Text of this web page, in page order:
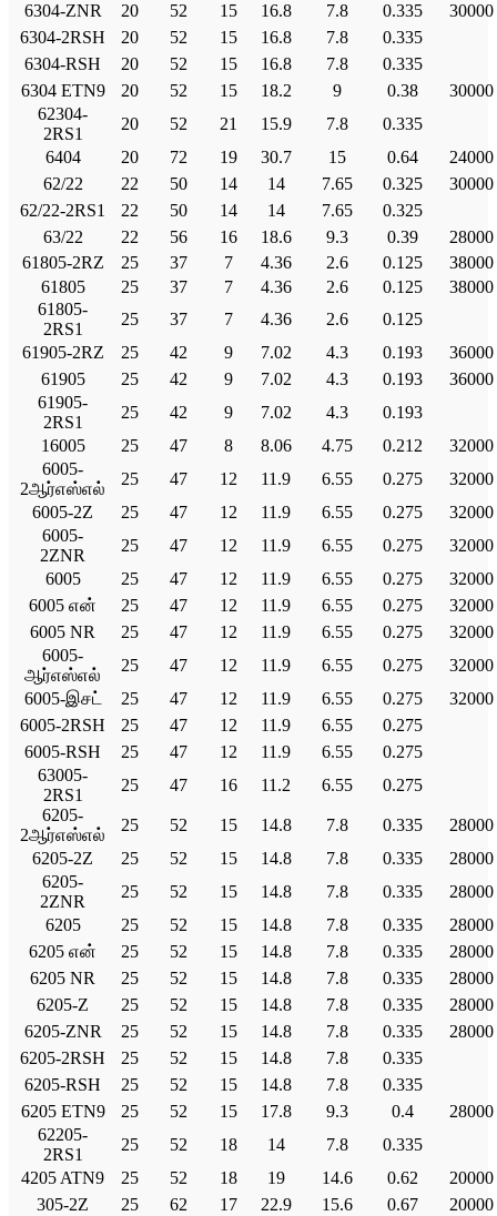
6304-ZNR
20 52 15 16.8 7.8 0.335
30000
6304-2RSH
20 52 15 16.8 7.8
0.335
6304-RSH
20 52 15 16.8 7.8
0.335
6304 ETN9
20 52 15 18.2 9 0.38
30000
62304-
2RS1
20 52 21 15.9 7.8
0.335
6404
20 72 19 30.7 15 0.64
24000
62/22
22 50 14 14 7.65 0.325
30000
62/22-2RS1
22 50 14 14 7.65
0.325
63/22
22 56 16 18.6 9.3 0.39
28000
61805-2RZ
25 37 7 4.36 2.6 0.125
38000
61805
25 37 7 4.36 2.6 0.125
38000
61805-
2RS1
25 37 7 4.36 2.6
0.125
61905-2RZ
25 42 9 7.02 4.3 0.193
36000
61905
25 42 9 7.02 4.3 0.193
36000
61905-
2RS1
25 42 9 7.02 4.3
0.193
16005
25 47 8 8.06 4.75 0.212
32000
6005-
2ஆர்எஸ்எல்
25 47 12 11.9 6.55 0.275
32000
6005-2Z
25 47 12 11.9 6.55 0.275
32000
6005-
2ZNR
25 47 12 11.9 6.55 0.275
32000
6005
25 47 12 11.9 6.55 0.275
32000
6005 என்
25 47 12 11.9 6.55 0.275
32000
6005 NR
25 47 12 11.9 6.55 0.275
32000
6005-
ஆர்எஸ்எல்
25 47 12 11.9 6.55 0.275
32000
6005-இசட்
25 47 12 11.9 6.55 0.275
32000
6005-2RSH
25 47 12 11.9 6.55
0.275
6005-RSH
25 47 12 11.9 6.55
0.275
63005-
2RS1
25 47 16 11.2 6.55
0.275
6205-
2ஆர்எஸ்எல்
25 52 15 14.8 7.8 0.335
28000
6205-2Z
25 52 15 14.8 7.8 0.335
28000
6205-
2ZNR
25 52 15 14.8 7.8 0.335
28000
6205
25 52 15 14.8 7.8 0.335
28000
6205 என்
25 52 15 14.8 7.8 0.335
28000
6205 NR
25 52 15 14.8 7.8 0.335
28000
6205-Z
25 52 15 14.8 7.8 0.335
28000
6205-ZNR
25 52 15 14.8 7.8 0.335
28000
6205-2RSH
25 52 15 14.8 7.8
0.335
6205-RSH
25 52 15 14.8 7.8
0.335
6205 ETN9
25 52 15 17.8 9.3 0.4
28000
62205-
2RS1
25 52 18 14 7.8
0.335
4205 ATN9
25 52 18 19 14.6 0.62
20000
305-2Z
25 62 17 22.9 15.6 0.67 20000